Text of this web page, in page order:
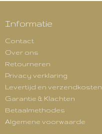
Informatie
Contact
Over ons
Retourneren
Privacy verklaring
Levertijd en verzendkosten
Garantie & Klachten
Betaalmethodes
Algemene voorwaarde